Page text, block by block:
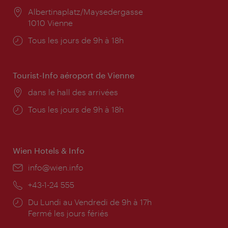
Lieu:
Albertinaplatz/Maysedergasse
1010 Vienne
Horaires
Tous les jours de 9h à 18h
Tourist-Info aéroport de Vienne
Lieu:
dans le hall des arrivées
Horaires
Tous les jours de 9h à 18h
Wien Hotels & Info
E-
info@wien.info
Téléphone:
+43-1-24 555
Horaires
d'ouverture:
Du Lundi au Vendredi de 9h à 17h
Fermé les jours fériés